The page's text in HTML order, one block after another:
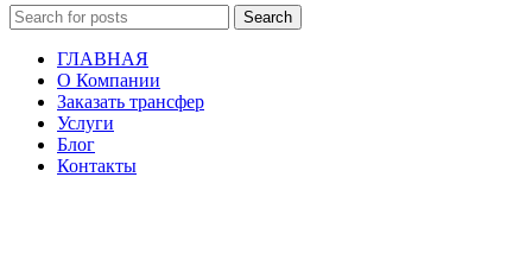
Search
ГЛАВНАЯ
О Компании
Заказать трансфер
Услуги
Блог
Контакты